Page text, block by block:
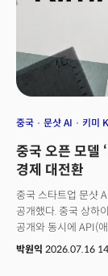
중국 문샷 AI 키미
중국 오픈 모델
경제 대전환
중국 스타트업 문샷
공개했다. 중국 상하
공개와 동시에 API(
(OpenRouter)에 등
박원익 2026.07.16